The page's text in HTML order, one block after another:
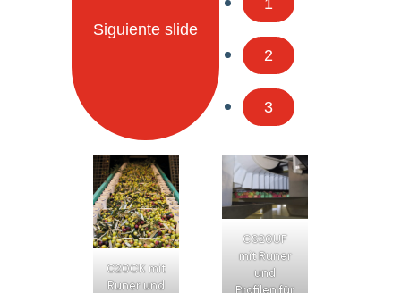
Siguiente slide
1
2
3
C20CK mit
Runer und
CS20UF
mit Runer
und
Profilen für